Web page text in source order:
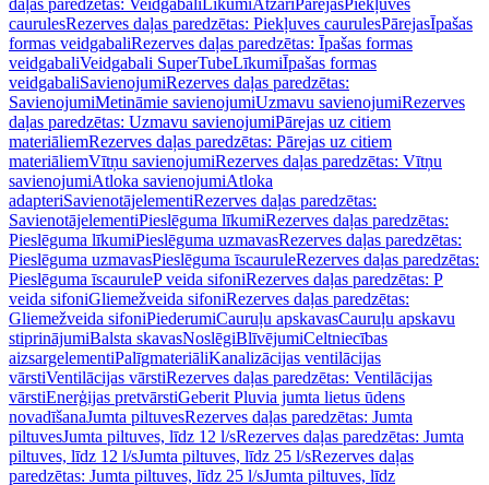
daļas paredzētas: Veidgabali LīkumiAtzari PārejasPiekļuves
caurulesRezerves daļas paredzētas: Piekļuves caurulesPārejasĪpašas
formas veidgabaliRezerves daļas paredzētas: Īpašas formas
veidgabaliVeidgabali SuperTubeLīkumiĪpašas formas
veidgabaliSavienojumiRezerves daļas paredzētas:
SavienojumiMetināmie savienojumiUzmavu savienojumiRezerves
daļas paredzētas: Uzmavu savienojumiPārejas uz citiem
materiāliemRezerves daļas paredzētas: Pārejas uz citiem
materiāliemVītņu savienojumiRezerves daļas paredzētas: Vītņu
savienojumiAtloka savienojumiAtloka
adapteriSavienotājelementiRezerves daļas paredzētas:
SavienotājelementiPieslēguma līkumiRezerves daļas paredzētas:
Pieslēguma līkumiPieslēguma uzmavasRezerves daļas paredzētas:
Pieslēguma uzmavasPieslēguma īscauruleRezerves daļas paredzētas:
Pieslēguma īscauruleP veida sifoniRezerves daļas paredzētas: P
veida sifoniGliemežveida sifoniRezerves daļas paredzētas:
Gliemežveida sifoniPiederumiCauruļu apskavasCauruļu apskavu
stiprinājumiBalsta skavasNoslēgiBlīvējumiCeltniecības
aizsargelementiPalīgmateriāliKanalizācijas ventilācijas
vārstiVentilācijas vārstiRezerves daļas paredzētas: Ventilācijas
vārstiEnerģijas pretvārstiGeberit Pluvia jumta lietus ūdens
novadīšanaJumta piltuvesRezerves daļas paredzētas: Jumta
piltuvesJumta piltuves, līdz 12 l/sRezerves daļas paredzētas: Jumta
piltuves, līdz 12 l/sJumta piltuves, līdz 25 l/sRezerves daļas
paredzētas: Jumta piltuves, līdz 25 l/sJumta piltuves, līdz